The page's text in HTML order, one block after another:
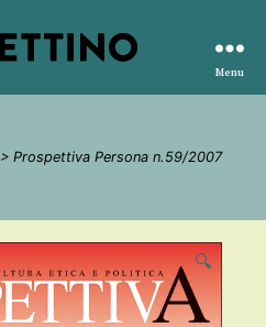
editore
Menu
> Prospettiva Persona n.59/2007
🔍